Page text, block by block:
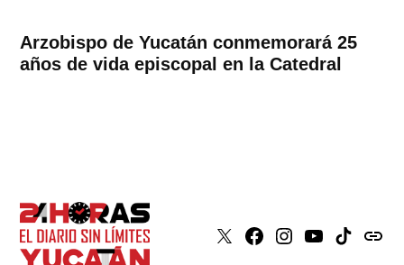
Arzobispo de Yucatán conmemorará 25
años de vida episcopal en la Catedral
X Faceboook
Instagram
YoutubeTiktokissuu